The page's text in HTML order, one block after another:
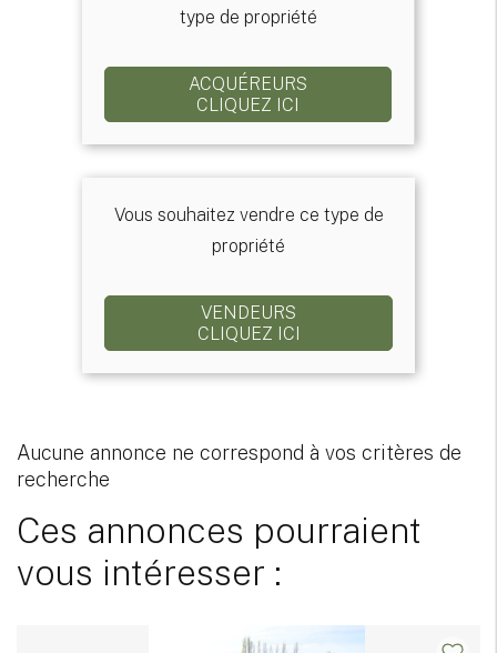
type de propriété
ACQUÉREURS
CLIQUEZ ICI
Vous souhaitez vendre ce type de
propriété
VENDEURS
CLIQUEZ ICI
Aucune annonce ne correspond à vos critères de
recherche
Ces annonces pourraient
vous intéresser :